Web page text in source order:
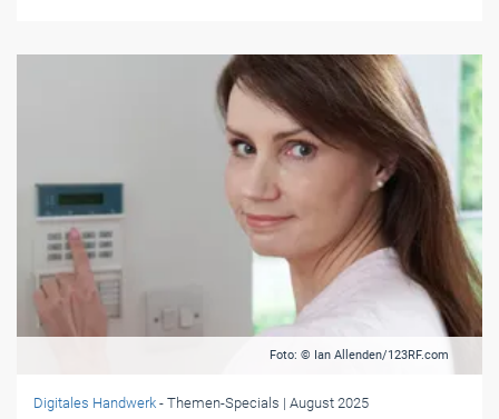
Foto: © Ian Allenden/123RF.com
Digitales Handwerk - Themen-Specials | August 2025